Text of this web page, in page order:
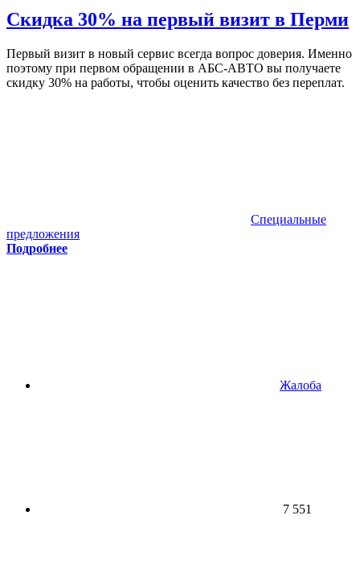
Скидка 30% на первый визит в Перми
Первый визит в новый сервис всегда вопрос доверия. Именно
поэтому при первом обращении в АБС-АВТО вы получаете
скидку 30% на работы, чтобы оценить качество без переплат.
Специальные
предложения
Подробнее
Жалоба
7 551